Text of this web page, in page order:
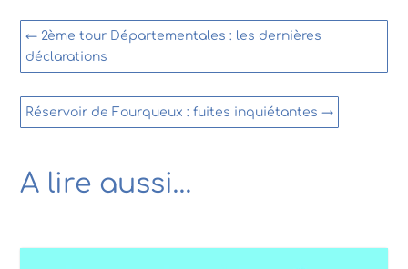
← 2ème tour Départementales : les dernières
déclarations
Réservoir de Fourqueux : fuites inquiétantes →
A lire aussi…